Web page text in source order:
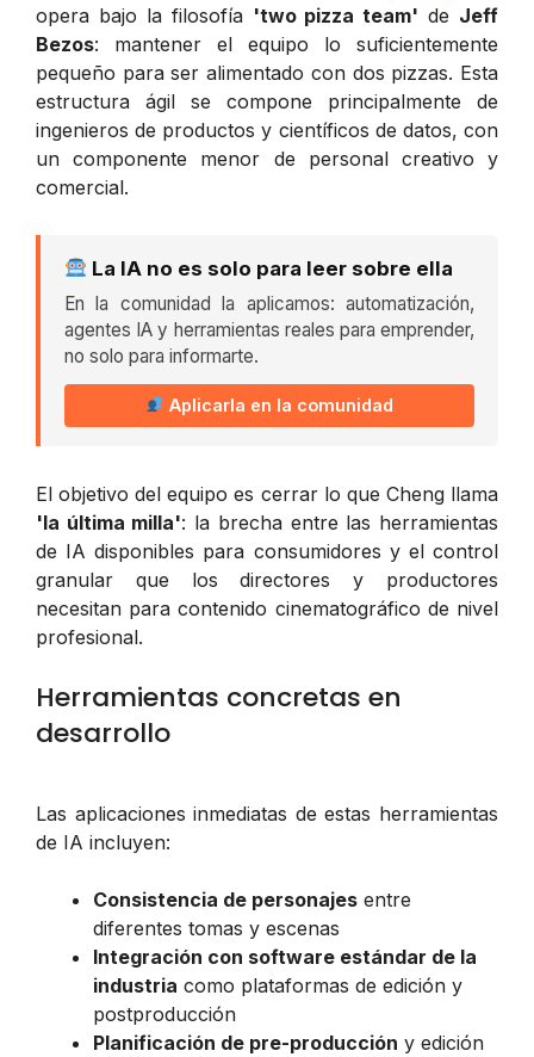
opera bajo la filosofía 'two pizza team' de Jeff
Bezos: mantener el equipo lo suficientemente
pequeño para ser alimentado con dos pizzas. Esta
estructura ágil se compone principalmente de
ingenieros de productos y científicos de datos, con
un componente menor de personal creativo y
comercial.
La IA no es solo para leer sobre ella
En la comunidad la aplicamos: automatización,
agentes IA y herramientas reales para emprender,
no solo para informarte.
Aplicarla en la comunidad
El objetivo del equipo es cerrar lo que Cheng llama
'la última milla': la brecha entre las herramientas
de IA disponibles para consumidores y el control
granular que los directores y productores
necesitan para contenido cinematográfico de nivel
profesional.
Herramientas concretas en
desarrollo
Las aplicaciones inmediatas de estas herramientas
de IA incluyen:
Consistencia de personajes entre
diferentes tomas y escenas
Integración con software estándar de la
industria como plataformas de edición y
postproducción
Planificación de pre-producción y edición